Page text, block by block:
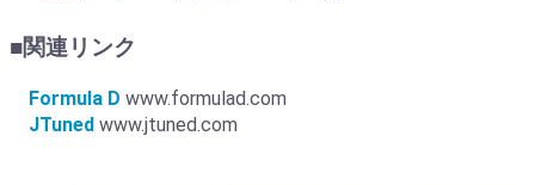
■関連リンク
Formula D www.formulad.com
JTuned www.jtuned.com